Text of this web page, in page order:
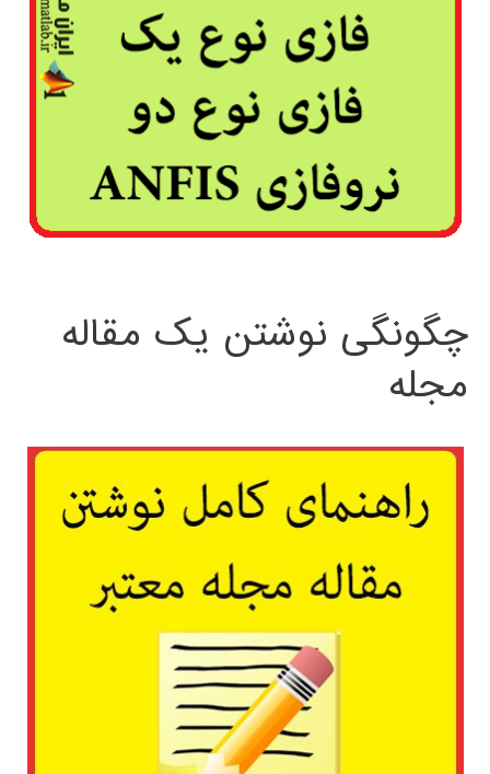
چگونگی نوشتن یک مقاله
مجله